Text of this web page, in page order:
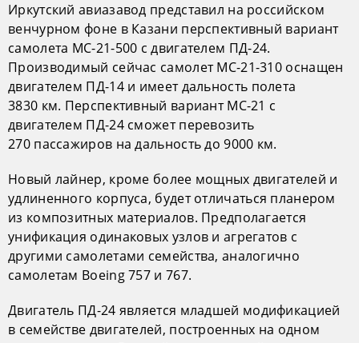
Иркутский авиазавод представил на российском
венчурном фоне в Казани перспективный вариант
самолета МС-21-500 с двигателем ПД-24.
Производимый сейчас самолет МС-21-310 оснащен
двигателем ПД-14 и имеет дальность полета
3830 км. Перспективный вариант МС-21 с
двигателем ПД-24 сможет перевозить
270 пассажиров на дальность до 9000 км.
Новый лайнер, кроме более мощных двигателей и
удлиненного корпуса, будет отличаться планером
из композитных материалов. Предполагается
унификация одинаковых узлов и агрегатов с
другими самолетами семейства, аналогично
самолетам Boeing 757 и 767.
Двигатель ПД-24 является младшей модификацией
в семействе двигателей, построенных на одном